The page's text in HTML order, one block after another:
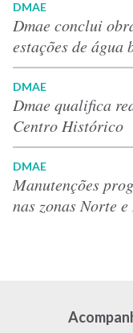
DMAE
Dmae conclui
estações de água
DMAE
Dmae qualifica
Centro Histórico
DMAE
Manutenções
nas zonas Norte e